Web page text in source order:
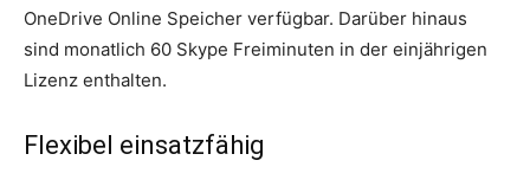
OneDrive Online Speicher verfügbar. Darüber hinaus
sind monatlich 60 Skype Freiminuten in der einjährigen
Lizenz enthalten.
Flexibel einsatzfähig